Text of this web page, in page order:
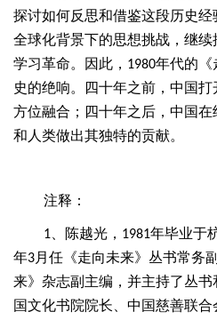
探讨如何反思和借鉴这段历史
全球化背景下的思想挑战，继
学习革命。因此， 1980年代的《
史的绝响。四十年之前，中国
方位融合；四十年之后，中国
和人类做出其独特的贡献。
注释：
1 陈越光， 1981年毕业于
年3月任《走向未来》丛书常务
来》杂志副主编，并主持了丛
国文化书院院长、中国慈善联